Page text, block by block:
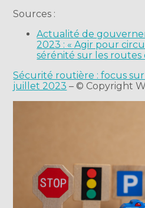
Sources :
Actualité de
2023 : « Agir pour
sérénité sur les routes
Sécurité routière : focus
juillet 2023 – © Copyright